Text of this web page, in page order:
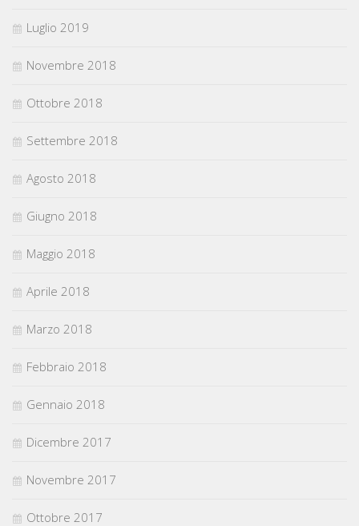
Luglio 2019
Novembre 2018
Ottobre 2018
Settembre 2018
Agosto 2018
Giugno 2018
Maggio 2018
Aprile 2018
Marzo 2018
Febbraio 2018
Gennaio 2018
Dicembre 2017
Novembre 2017
Ottobre 2017